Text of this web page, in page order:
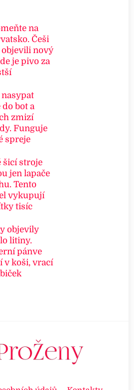
na
Češi
objevili nový
je pivo za
nasypat
bot a
zmizí
Funguje
spreje
šicí stroje
jen lapače
Tento
vykupují
tisíc
objevily
litiny.
pánve
v koši, vrací